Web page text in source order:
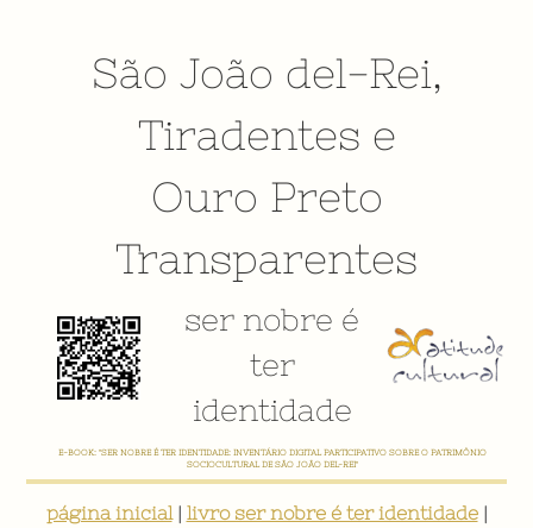
São João del-Rei,
Tiradentes e
Ouro Preto
Transparentes
ser nobre é
ter
identidade
CADASTRE AQUI A SUA AÇÃO CULTURAL, PESQUISA, PROJETO, PRODUTO, ENTIDADES, LIDERANÇAS, AGENDA
CULTURAL, ETC - CONTRIBUA, ATUALIZE, COMPARTILHE!
página inicial| livro ser nobre é ter identidade|